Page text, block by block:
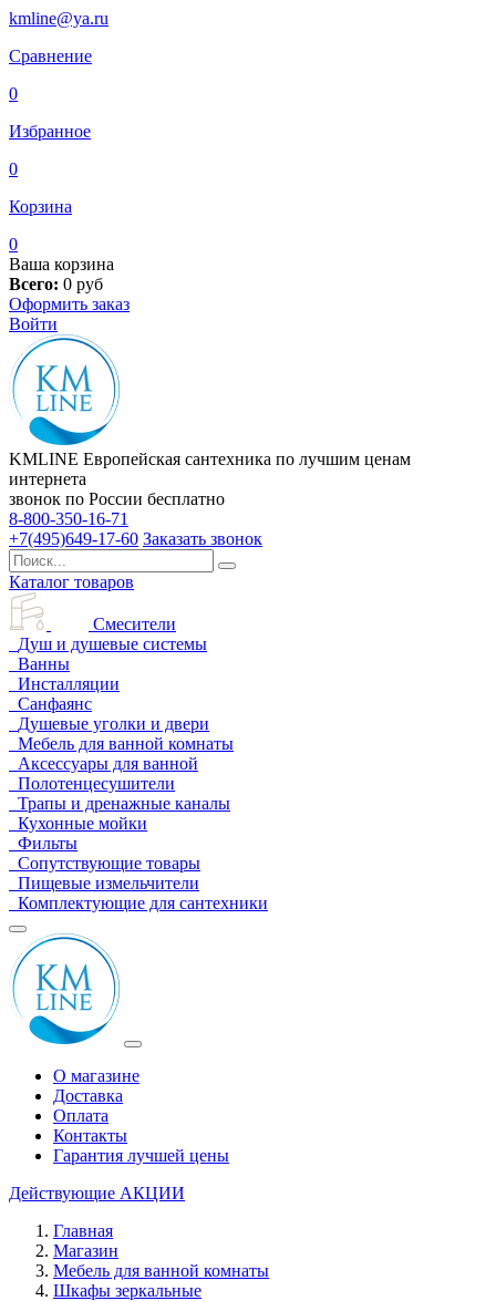
kmline@ya.ru
Сравнение
0
Избранное
0
Корзина
0
Ваша корзина
Всего: 0 руб
Оформить заказ
Войти
KMLINE Европейская сантехника по лучшим ценам
интернета
звонок по России бесплатно
8-800-350-16-71
+7(495)649-17-60 Заказать звонок
Каталог товаров
Смесители
Душ и душевые системы
Ванны
Инсталляции
Санфаянс
Душевые уголки и двери
Мебель для ванной комнаты
Аксессуары для ванной
Полотенцесушители
Трапы и дренажные каналы
Кухонные мойки
Фильты
Сопутствующие товары
Пищевые измельчители
Комплектующие для сантехники
О магазине
Доставка
Оплата
Контакты
Гарантия лучшей цены
Действующие АКЦИИ
Главная
Магазин
Мебель для ванной комнаты
Шкафы зеркальные